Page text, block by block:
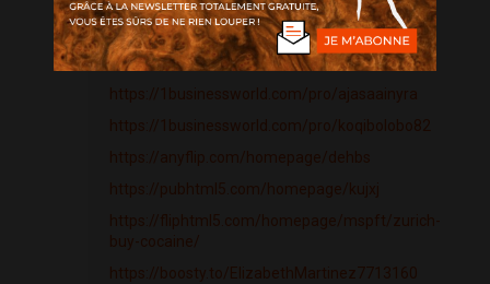
https://pubhtml5.com/homepage/udqmy
https://boosty.to/LindaHalllzo42
https://1businessworld.com/pro/ajasaainyra
https://1businessworld.com/pro/koqibolobo82
https://anyflip.com/homepage/dehbs
https://pubhtml5.com/homepage/kujxj
https://fliphtml5.com/homepage/mspft/zurich-
buy-cocaine/
https://boosty.to/ElizabethMartinez7713160